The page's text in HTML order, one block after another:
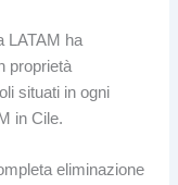
LATAM ha
proprietà
situati in ogni
in Cile.
eliminazione